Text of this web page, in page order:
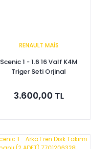
RENAULT MAİS
Scenic 1 - 1.6 16 Valf K4M
Triger Seti Orjinal
3.600,00 TL
Sepete Ekle